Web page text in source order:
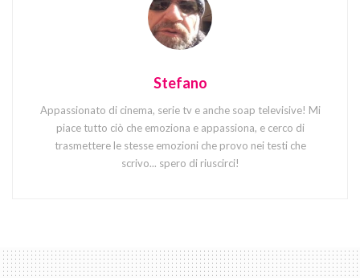
Stefano
Appassionato di cinema, serie tv e anche soap televisive! Mi
piace tutto ciò che emoziona e appassiona, e cerco di
trasmettere le stesse emozioni che provo nei testi che
scrivo... spero di riuscirci!